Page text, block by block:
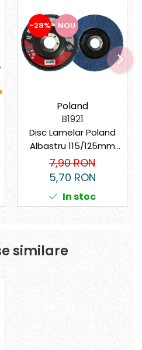
de
-28% NOU
Poland
B1921
Disc Lamelar Poland
Albastru 115/125mm
P40/P60
7,90 RON
5,70 RON
In stoc
similare